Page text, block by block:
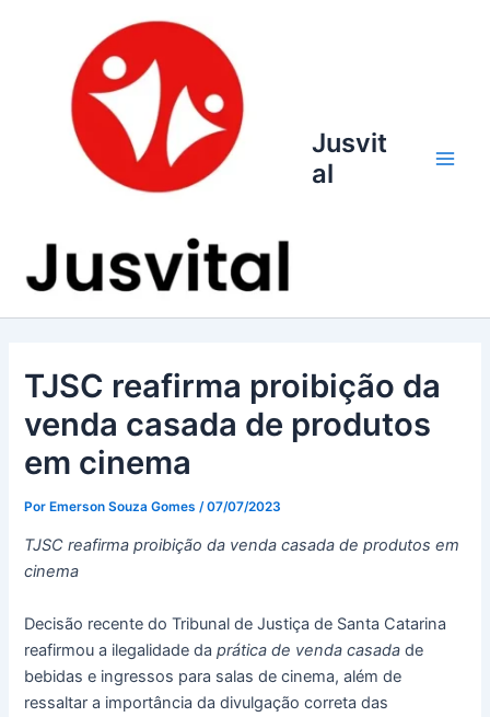
Jusvit
al
TJSC reafirma proibição da
venda casada de produtos
em cinema
PorEmerson Souza Gomes /07/07/2023
TJSC reafirma proibição da venda casada de produtos em
cinema
Decisão recente do Tribunal de Justiça de Santa Catarina
reafirmou a ilegalidade daprática de venda casada de
bebidas e ingressos para salas de cinema, além de
ressaltar a importância da divulgação correta das